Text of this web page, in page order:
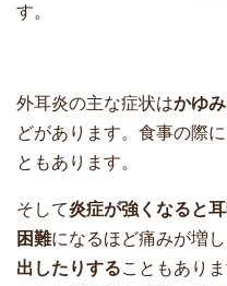
す。
外耳炎の主な症状はかゆ
どがあります。食事の際に
ともあります。
そして炎症が強くなると耳
困難になるほど痛みが増し
出したりすることもありま